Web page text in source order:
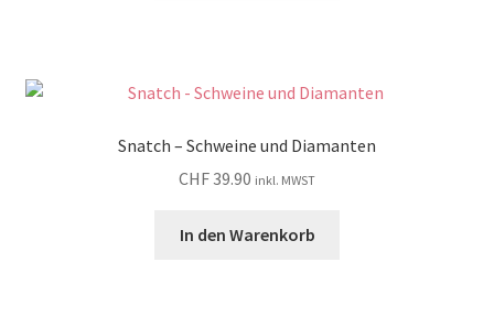
Snatch – Schweine und Diamanten
CHF39.90 inkl. MWST
In den Warenkorb